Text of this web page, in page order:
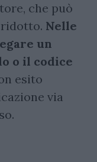
che può
Nelle
un
o il codice
esito
via